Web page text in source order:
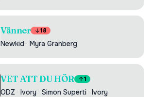
Vänner 18
Newkid · Myra Granberg
VET ATT DU HÖR 1
ODZ · Ivory · Simon Superti · Ivory